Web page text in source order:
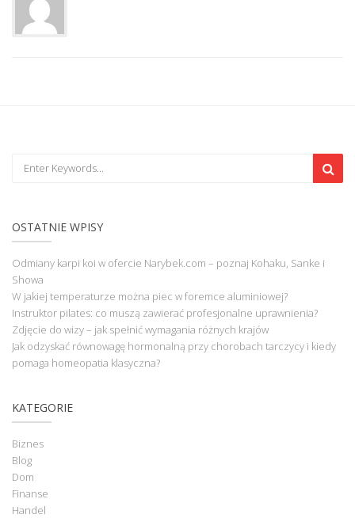
OSTATNIE WPISY
Odmiany karpi koi w ofercie Narybek.com – poznaj Kohaku, Sanke i
Showa
W jakiej temperaturze można piec w foremce aluminiowej?
Instruktor pilates: co muszą zawierać profesjonalne uprawnienia?
Zdjęcie do wizy – jak spełnić wymagania różnych krajów
Jak odzyskać równowagę hormonalną przy chorobach tarczycy i kiedy
pomaga homeopatia klasyczna?
KATEGORIE
Biznes
Blog
Dom
Finanse
Handel